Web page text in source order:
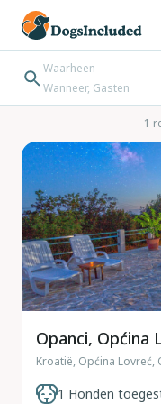
Waarheen
Wanneer, Gasten
Bestemming zoeken
Inchecken → 1
Opanci, Općina
Kroatië, Općina Lovreć,
1 Honden